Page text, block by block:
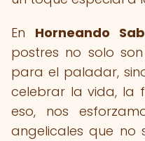
En Horneando
postres no solo
para el paladar,
celebrar la vida, la
eso, nos
angelicales que no